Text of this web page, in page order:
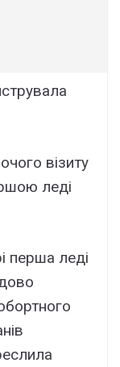
візиту
леді
перша леді